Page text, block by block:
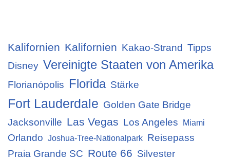
Kalifornien Kalifornien Kakao-Strand Tipps
Disney Vereinigte Staaten von Amerika
Florianópolis Florida Stärke
Fort Lauderdale Golden Gate Bridge
Jacksonville Las Vegas Los Angeles Miami
Orlando Joshua-Tree-Nationalpark Reisepass
Praia Grande SC Route 66 Silvester